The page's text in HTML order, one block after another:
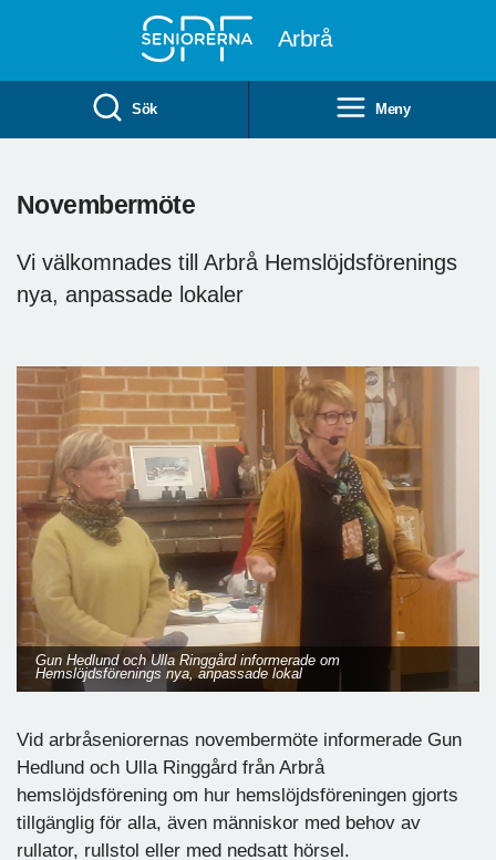
Arbrå
Sök Meny
Novembermöte
Vi välkomnades till Arbrå Hemslöjdsförenings
nya, anpassade lokaler
Gun Hedlund och Ulla Ringgård informerade om
Hemslöjdsförenings nya, anpassade lokal
Vid arbråseniorernas novembermöte informerade Gun
Hedlund och Ulla Ringgård från Arbrå
hemslöjdsförening om hur hemslöjdsföreningen gjorts
tillgänglig för alla, även människor med behov av
rullator, rullstol eller med nedsatt hörsel.